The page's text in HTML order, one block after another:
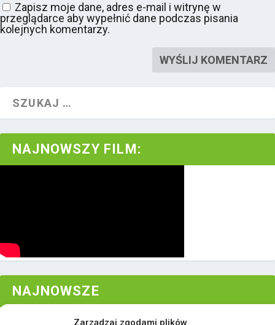
Zarządzaj zgodami plików
Zapisz moje dane, adres e-mail i witrynę w
przeglądarce aby wypełnić dane podczas pisania
kolejnych komentarzy.
NAJNOWSZY FILM:
NAJNOWSZE